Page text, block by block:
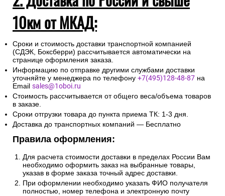
10км от МКАД:
Сроки и стоимость доставки транспортной компанией
(СДЭК, Боксберри) рассчитывается автоматически на
странице оформления заказа.
Информацию по отправке другими службами доставки
уточняйте у менеджера по телефону +7(495)128-48-87 на
Email sales@1oboi.ru
Стоимость рассчитывается от общего веса/объема товаров
в заказе.
Сроки отгрузки товара до пункта приема ТК: 1-3 дня.
Доставка до транспортных компаний — Бесплатно
Правила оформления:
Для расчета стоимости доставки в пределах России Вам
необходимо оформить заказ на выбранные товары,
указав в форме заказа точный адрес доставки.
При оформлении необходимо указать ФИО получателя
полностью, номер телефона и электронную почту